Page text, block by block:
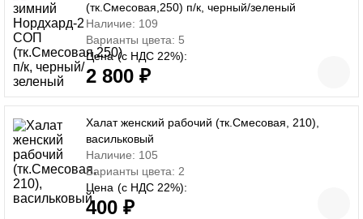
(тк.Смесовая,250) п/к, черный/зеленый
Наличие: 109
Варианты цвета: 5
Цена (с НДС 22%):
2 800 ₽
Халат женский рабочий (тк.Смесовая, 210),
васильковый
Наличие: 105
Варианты цвета: 2
Цена (с НДС 22%):
400 ₽